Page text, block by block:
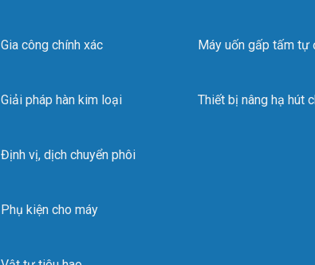
Gia công chính xác
Giải pháp hàn kim loại
Định vị, dịch chuyển phôi
Phụ kiện cho máy
Máy uốn gấp tấm tự
Thiết bị nâng hạ hút